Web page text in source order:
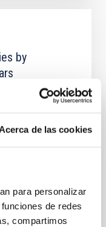
Acerca de las cookies
para personalizar
de redes
compartimos
by
through
at NAOJ